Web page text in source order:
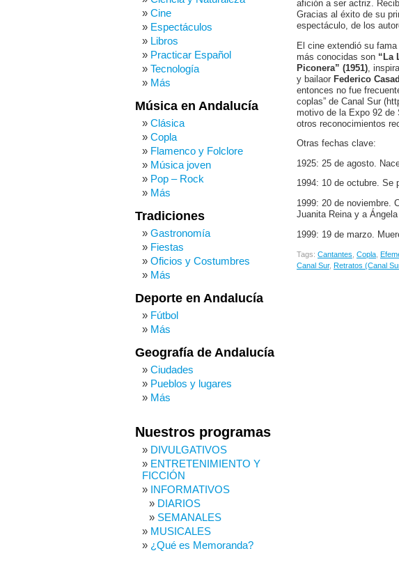
afición a ser actriz.
Gracias al éxito de su
espectáculo, de los
El cine extendió su
más conocidas son “La
Piconera” (1951) ,
y bailaor Federico
entonces no fue
coplas” de Canal Sur
motivo de la Expo 92 de
otros reconocimientos
Otras fechas clave:
1925: 25 de agosto.
1994: 10 de octubre. Se
1999: 20 de noviembre.
Juanita Reina y a
1999: 19 de marzo.
Tags: Cantantes Copla
Canal Sur, Retratos (Canal
Cine
Espectáculos
Libros
Practicar Español
Tecnología
Más
Música en Andalucía
Clásica
Copla
Flamenco y Folclore
Música joven
Pop – Rock
Más
Tradiciones
Gastronomía
Fiestas
Oficios y Costumbres
Más
Deporte en Andalucía
Fútbol
Más
Geografía de Andalucía
Ciudades
Pueblos y lugares
Más
Nuestros programas
DIVULGATIVOS
ENTRETENIMIENTO Y
FICCIÓN
INFORMATIVOS
DIARIOS
SEMANALES
MUSICALES
¿Qué es Memoranda?